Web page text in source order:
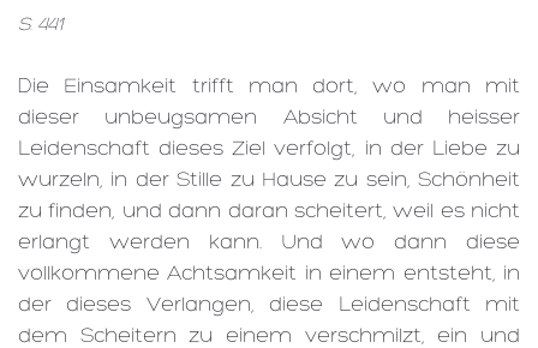
S. 441
Die Einsamkeit trifft man dort, wo man mit
dieser unbeugsamen Absicht und heisser
Leidenschaft dieses Ziel verfolgt, in der Liebe zu
wurzeln, in der Stille zu Hause zu sein, Schönheit
zu finden, und dann daran scheitert, weil es nicht
erlangt werden kann. Und wo dann diese
vollkommene Achtsamkeit in einem entsteht, in
der dieses Verlangen, diese Leidenschaft mit
dem Scheitern zu einem verschmilzt, ein und